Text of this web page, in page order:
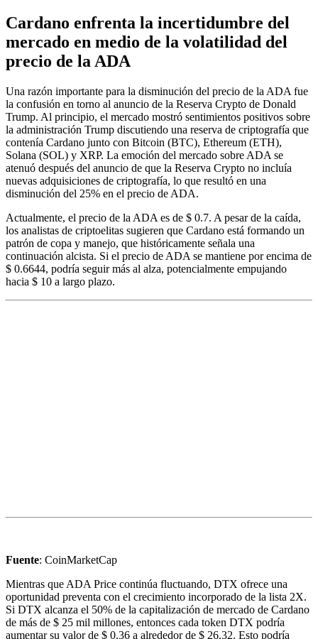
Cardano enfrenta la incertidumbre del
mercado en medio de la volatilidad del
precio de la ADA
Una razón importante para la disminución del precio de la ADA fue
la confusión en torno al anuncio de la Reserva Crypto de Donald
Trump. Al principio, el mercado mostró sentimientos positivos sobre
la administración Trump discutiendo una reserva de criptografía que
contenía Cardano junto con Bitcoin (BTC), Ethereum (ETH),
Solana (SOL) y XRP. La emoción del mercado sobre ADA se
atenuó después del anuncio de que la Reserva Crypto no incluía
nuevas adquisiciones de criptografía, lo que resultó en una
disminución del 25% en el precio de ADA.
Actualmente, el precio de la ADA es de $ 0.7. A pesar de la caída,
los analistas de criptoelitas sugieren que Cardano está formando un
patrón de copa y manejo, que históricamente señala una
continuación alcista. Si el precio de ADA se mantiene por encima de
$ 0.6644, podría seguir más al alza, potencialmente empujando
hacia $ 10 a largo plazo.
Fuente: CoinMarketCap
Mientras que ADA Price continúa fluctuando, DTX ofrece una
oportunidad preventa con el crecimiento incorporado de la lista 2X.
Si DTX alcanza el 50% de la capitalización de mercado de Cardano
de más de $ 25 mil millones, entonces cada token DTX podría
aumentar su valor de $ 0.36 a alrededor de $ 26.32. Esto podría